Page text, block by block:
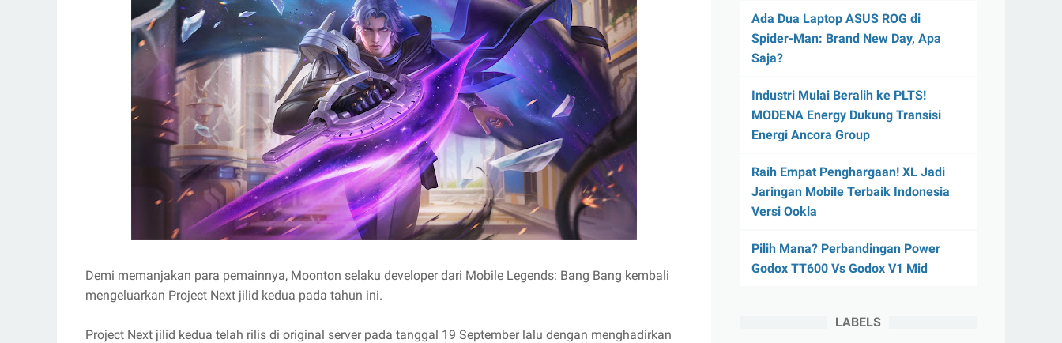
Demi memanjakan para pemainnya, Moonton selaku developer dari Mobile Legends: Bang Bang kembali
mengeluarkan Project Next jilid kedua pada tahun ini.
Project Next jilid kedua telah rilis di original server pada tanggal 19 September lalu dengan menghadirkan
Ada Dua Laptop ASUS ROG di
Spider-Man: Brand New Day, Apa
Saja?
Industri Mulai Beralih ke PLTS!
MODENA Energy Dukung Transisi
Energi Ancora Group
Raih Empat Penghargaan! XL Jadi
Jaringan Mobile Terbaik Indonesia
Versi Ookla
Pilih Mana? Perbandingan Power
Godox TT600 Vs Godox V1 Mid
LABELS